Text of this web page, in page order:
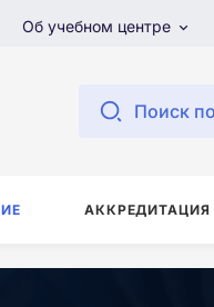
Об учебном центре
Поиск